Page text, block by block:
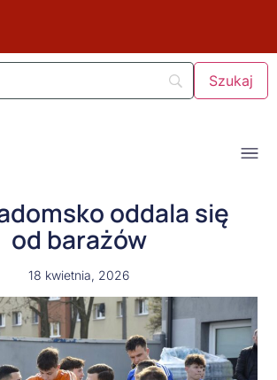
oddala się
od barażów
18 kwietnia, 2026